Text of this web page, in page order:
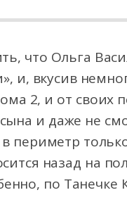
что Ольга
и, вкусив
2, и от своих
и даже не
периметр
назад на
по